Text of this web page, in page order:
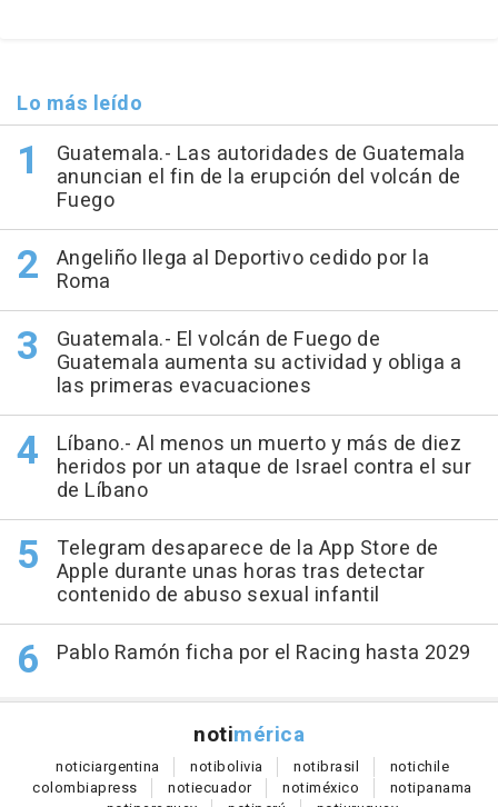
Lo más leído
Guatemala.- Las autoridades de Guatemala
anuncian el fin de la erupción del volcán de
Fuego
Angeliño llega al Deportivo cedido por la
Roma
Guatemala.- El volcán de Fuego de
Guatemala aumenta su actividad y obliga a
las primeras evacuaciones
Líbano.- Al menos un muerto y más de diez
heridos por un ataque de Israel contra el sur
de Líbano
Telegram desaparece de la App Store de
Apple durante unas horas tras detectar
contenido de abuso sexual infantil
Pablo Ramón ficha por el Racing hasta 2029
notimérica
noticiargentina notibolivia notibrasil notichile
colombiapress notiecuador notiméxico notipanama